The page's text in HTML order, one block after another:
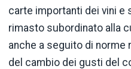
carte importanti dei vini e
rimasto subordinato alla
anche a seguito di
del cambio dei gusti del